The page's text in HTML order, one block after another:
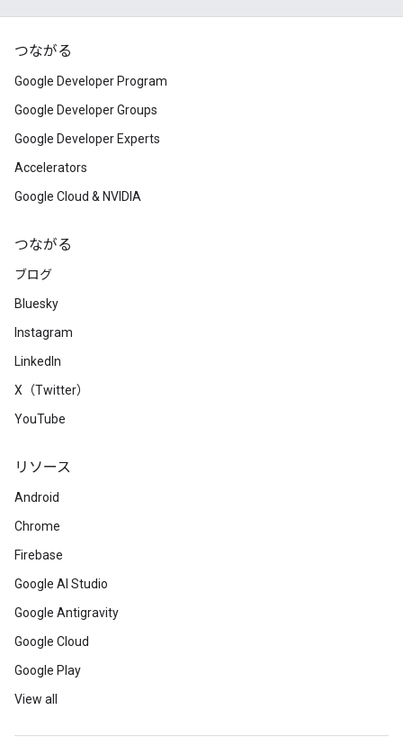
つながる
Google Developer Program
Google Developer Groups
Google Developer Experts
Accelerators
Google Cloud & NVIDIA
つながる
ブログ
Bluesky
Instagram
LinkedIn
X（Twitter）
YouTube
リソース
Android
Chrome
Firebase
Google AI Studio
Google Antigravity
Google Cloud
Google Play
View all